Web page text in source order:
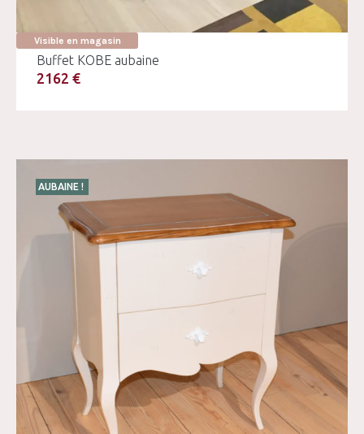
Visible en magasin
Buffet KOBE aubaine
2162 €
AUBAINE !